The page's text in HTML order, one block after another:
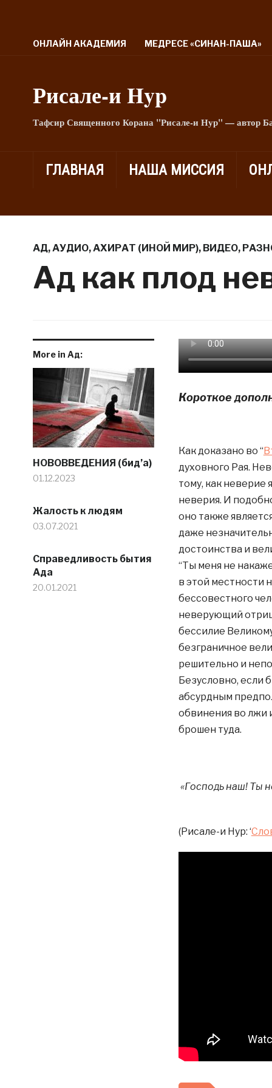
ОНЛАЙН АКАДЕМИЯ МЕДРЕСЕ «СИНАН-ПАША»
Рисале-и Hyp
Тафсир Священного Корана "Рисале-и Нур" — автор
ГЛАВНАЯ НАША МИССИЯ
АД,АУДИО,АХИРАТ (ИНОЙ МИР), ВИДЕО,
Ад как плод
More in Ад:
НОВОВВЕДЕНИЯ (бид’а)
01.12.2023
Жалость к людям
03.07.2021
Справедливость бытия
Ада
20.01.2021
Короткое
Как доказано во “
духовного Рая.
тому, как неверие
неверия. И
оно также
даже
достоинства и
“Ты меня не
в этой местности
бессовестного
неверующий
бессилие
безграничное
решительно и
Безусловно, если
абсурдным
обвинения во лжи
брошен туда.
«Господь наш! Ты
(Рисале-и Нур: ‘